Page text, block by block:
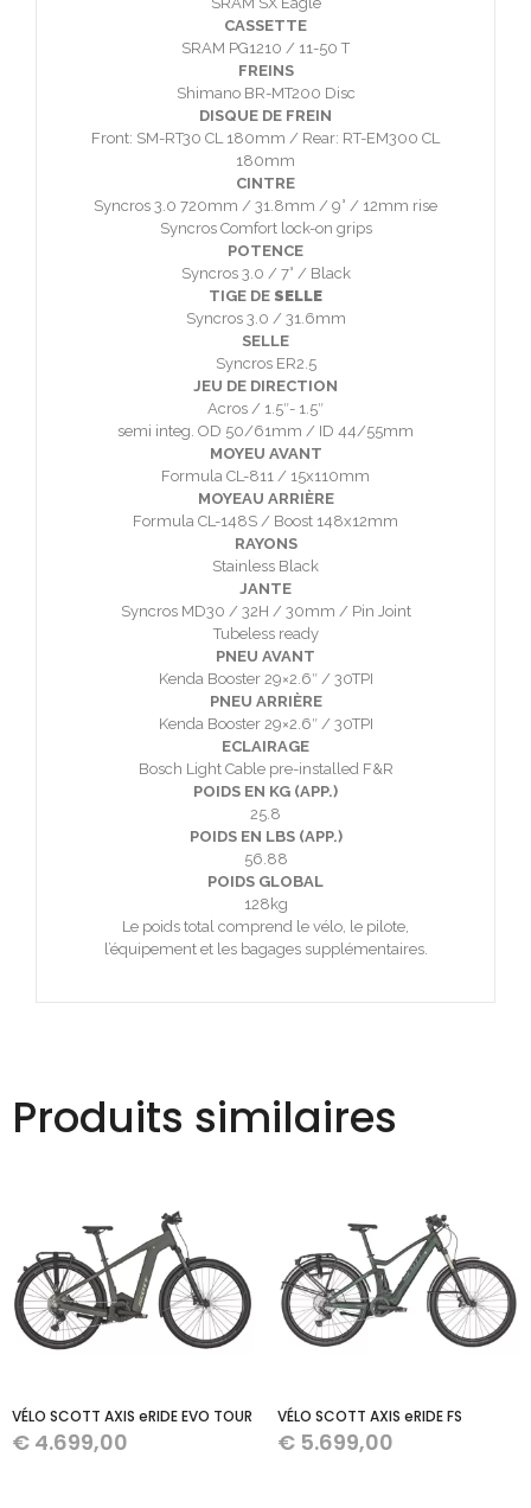
CASSETTE
SRAM PG1210 / 11-50 T
FREINS
Shimano BR-MT200 Disc
DISQUE DE FREIN
Front: SM-RT30 CL 180mm / Rear: RT-EM300 CL
180mm
CINTRE
Syncros 3.0 720mm / 31.8mm / 9° / 12mm rise
Syncros Comfort lock-on grips
POTENCE
Syncros 3.0 / 7° / Black
TIGE DE SELLE
Syncros 3.0 / 31.6mm
SELLE
Syncros ER2.5
JEU DE DIRECTION
Acros / 1.5″- 1.5″
semi integ. OD 50/61mm / ID 44/55mm
MOYEU AVANT
Formula CL-811 / 15x110mm
MOYEAU ARRIÈRE
Formula CL-148S / Boost 148x12mm
RAYONS
Stainless Black
JANTE
Syncros MD30 / 32H / 30mm / Pin Joint
Tubeless ready
PNEU AVANT
Kenda Booster 29×2.6″ / 30TPI
PNEU ARRIÈRE
Kenda Booster 29×2.6″ / 30TPI
ECLAIRAGE
Bosch Light Cable pre-installed F&R
POIDS EN KG (APP.)
25.8
POIDS EN LBS (APP.)
56.88
POIDS GLOBAL
128kg
Le poids total comprend le vélo, le pilote,
l’équipement et les bagages supplémentaires.
Produits similaires
VÉLO SCOTT AXIS eRIDE EVO TOUR
€ 4.699,00
VÉLO SCOTT AXIS eRIDE FS
€ 5.699,00